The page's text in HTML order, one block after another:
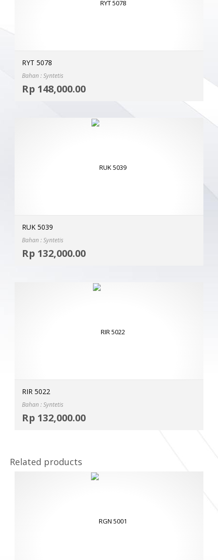
RYT 5078
Bahan : Syntetis
Rp 148,000.00
RUK 5039
Bahan : Syntetis
Rp 132,000.00
RIR 5022
Bahan : Syntetis
Rp 132,000.00
Related products